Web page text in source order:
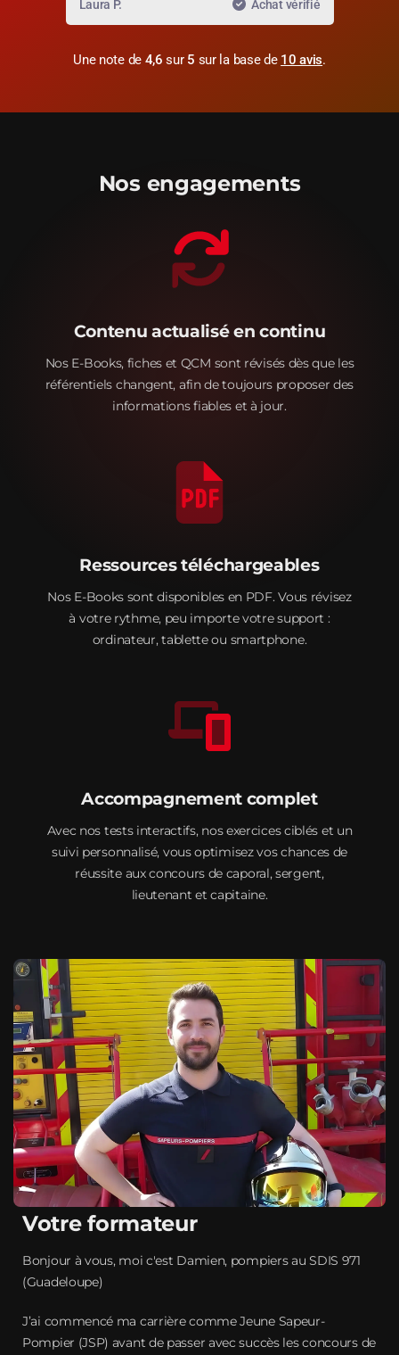
Laura P. Achat vérifié
Une note de 4,6 sur 5 sur la base de 10 avis.
Nos engagements
Contenu actualisé en continu
Nos E-Books, fiches et QCM sont révisés dès que les
référentiels changent, afin de toujours proposer des
informations fiables et à jour.
Ressources téléchargeables
Nos E-Books sont disponibles en PDF. Vous révisez
à votre rythme, peu importe votre support :
ordinateur, tablette ou smartphone.
Accompagnement complet
Avec nos tests interactifs, nos exercices ciblés et un
suivi personnalisé, vous optimisez vos chances de
réussite aux concours de caporal, sergent,
lieutenant et capitaine.
Votre formateur
Bonjour à vous, moi c'est Damien, pompiers au SDIS 971
(Guadeloupe)
J’ai commencé ma carrière comme Jeune Sapeur-
Pompier (JSP) avant de passer avec succès les concours de